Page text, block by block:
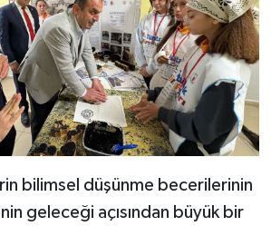
bilimsel düşünme becerilerinin
geleceği açısından büyük bir